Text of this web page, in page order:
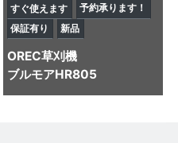
すぐ使えます
予約承ります！
保証有り
新品
OREC草刈機
ブルモアHR805